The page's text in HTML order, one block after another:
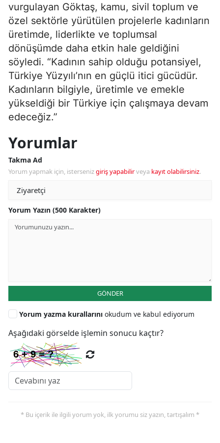
vurgulayan Göktaş, kamu, sivil toplum ve
özel sektörle yürütülen projelerle kadınların
üretimde, liderlikte ve toplumsal
dönüşümde daha etkin hale geldiğini
söyledi. “Kadının sahip olduğu potansiyel,
Türkiye Yüzyılı’nın en güçlü itici gücüdür.
Kadınların bilgiyle, üretimle ve emekle
yükseldiği bir Türkiye için çalışmaya devam
edeceğiz.”
Yorumlar
Takma Ad
Yorum yapmak için, istersenizgiriş yapabilirveya kayıt olabilirsiniz.
Yorum Yazın (500 Karakter)
GÖNDER
Yorum yazma kurallarını okudum ve kabul ediyorum
Aşağıdaki görselde işlemin sonucu kaçtır?
* Bu içerik ile ilgili yorum yok, ilk yorumu siz yazın, tartışalım *